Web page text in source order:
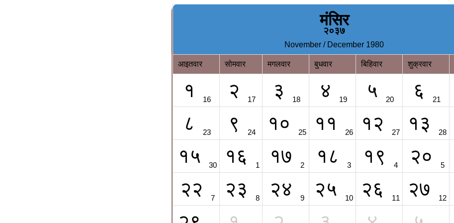
मंसिर
२०३७
November / December 1980
आइतवार सोमवार मगलवार बुधवार बिहिवार शुक्रवार
१ 16 २ 17 ३ 18 ४ 19 ५ 20 ६ 21
८ 23 ९ 24 १० 25 ११ 26 १२ 27 १३ 28
१५ 30 १६ 1 १७ 2 १८ 3 १९ 4 २० 5
२२ 7 २३ 8 २४ 9 २५ 10 २६ 11 २७ 12